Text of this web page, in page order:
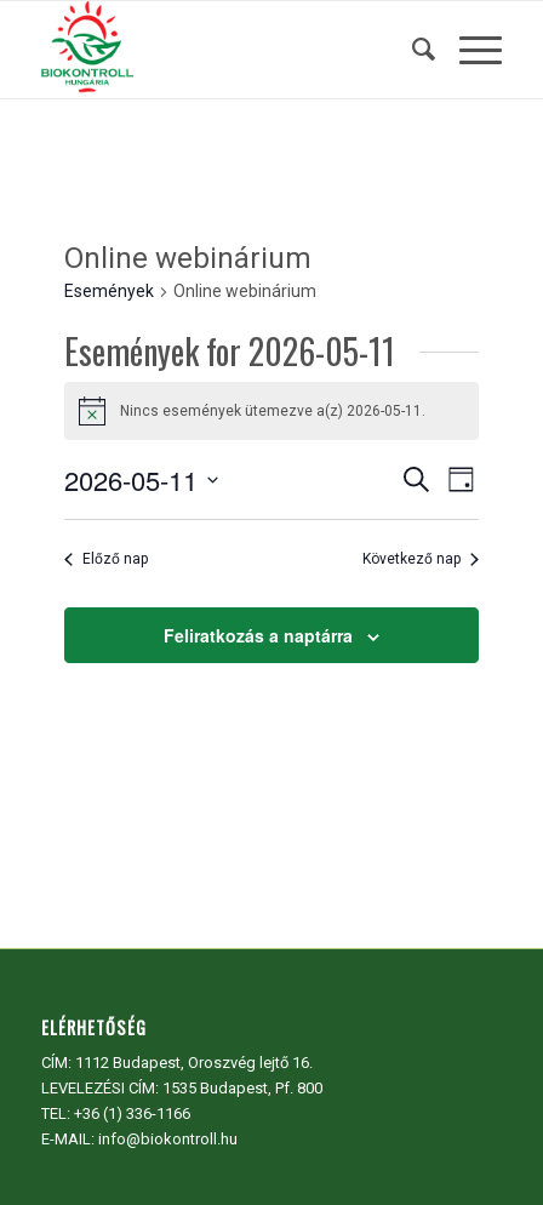
Online webinárium
Események Online webinárium
Események for 2026-05-11
NoticeNincs események ütemezve a(z) 2026-05-11.
Események
keresése
és
választás
Keresett
kifejezés
Esemény
nézet
Nap
2026-05-11
Előző nap
Következő nap
Feliratkozás a naptárra
ELÉRHETŐSÉG
CÍM: 1112 Budapest, Oroszvég lejtő 16.
LEVELEZÉSI CÍM: 1535 Budapest, Pf. 800
TEL: +36 (1) 336-1166
E-MAIL: info@biokontroll.hu